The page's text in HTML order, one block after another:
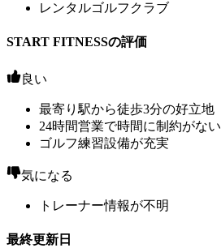
レンタルゴルフクラブ
START FITNESSの評価
良い
最寄り駅から徒歩3分の好立地
24時間営業で時間に制約がない
ゴルフ練習設備が充実
気になる
トレーナー情報が不明
最終更新日